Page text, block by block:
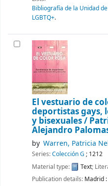
Bibliografía de la Unidad
LGBTQ+.
El vestuario de
deportistas gays,
y bisexuales /
Alejandro
by Warren, Patricia
Series:Colección G ; 1212
Material type:
Text;
Publication details: Madrid :